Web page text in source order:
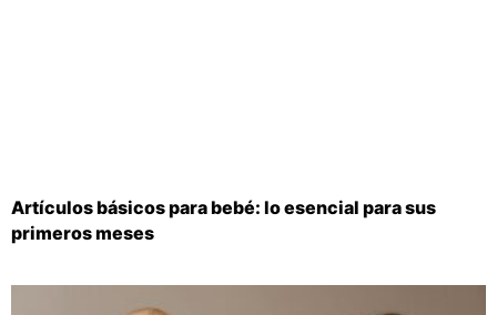
Artículos básicos para bebé: lo esencial para sus
primeros meses